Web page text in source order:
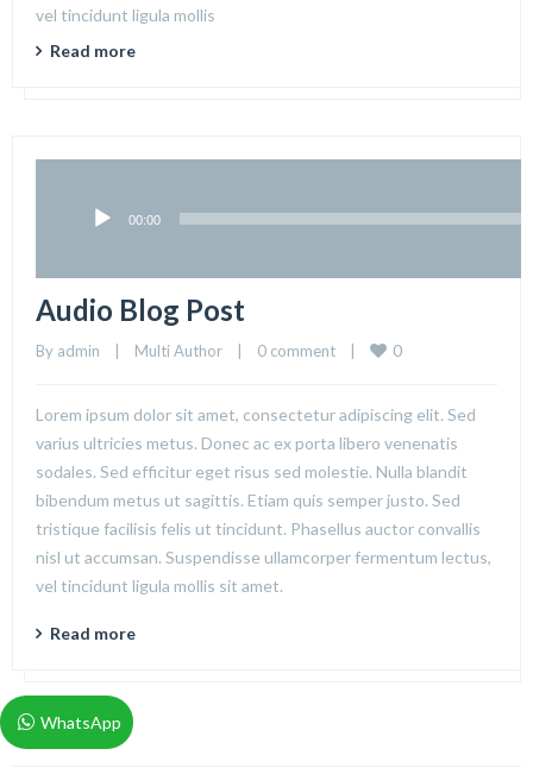
vel tincidunt ligula mollis
Read more
00:00
Audio Blog Post
By admin Multi Author 0 comment 0
Lorem ipsum dolor sit amet, consectetur adipiscing elit. Sed
varius ultricies metus. Donec ac ex porta libero venenatis
sodales. Sed efficitur eget risus sed molestie. Nulla blandit
bibendum metus ut sagittis. Etiam quis semper justo. Sed
tristique facilisis felis ut tincidunt. Phasellus auctor convallis
nisl ut accumsan. Suspendisse ullamcorper fermentum lectus,
vel tincidunt ligula mollis sit amet.
Read more
WhatsApp